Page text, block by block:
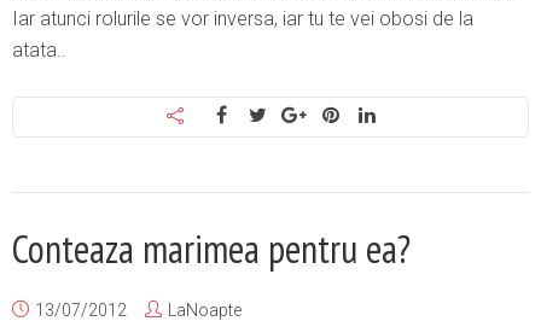
Iar atunci rolurile se vor inversa, iar tu te vei obosi de la
atata..
Conteaza marimea pentru ea?
13/07/2012 LaNoapte